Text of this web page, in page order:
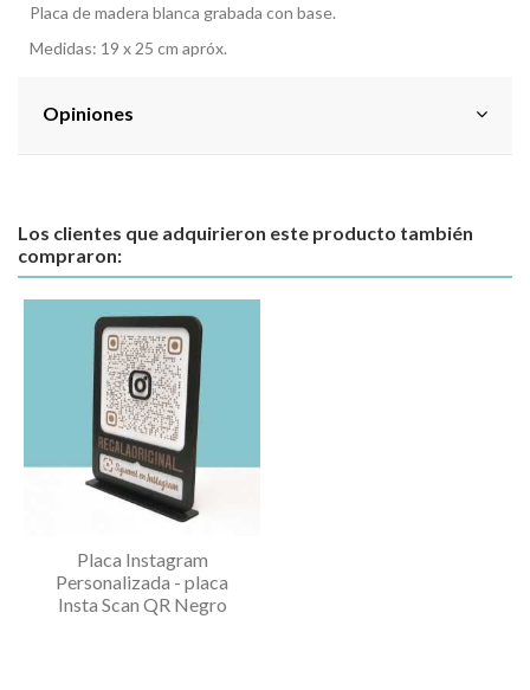
Placa de madera blanca grabada con base.
Medidas: 19 x 25 cm apróx.
Opiniones
Los clientes que adquirieron este producto también
compraron:
Placa Instagram
Personalizada - placa
Insta Scan QR Negro